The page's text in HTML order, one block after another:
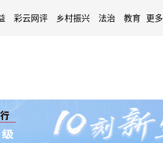
彩云网评 乡村振兴 法治 教育 更多